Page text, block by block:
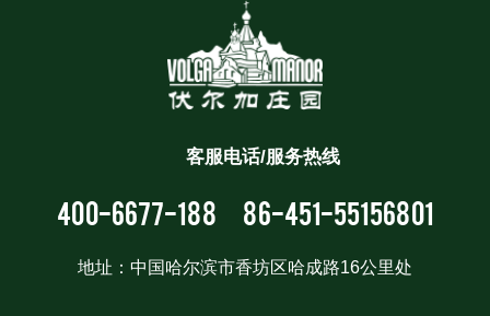
客服电话/服务热线
400-6677-188 86-451-55156801
地址：中国哈尔滨市香坊区哈成路16公里处